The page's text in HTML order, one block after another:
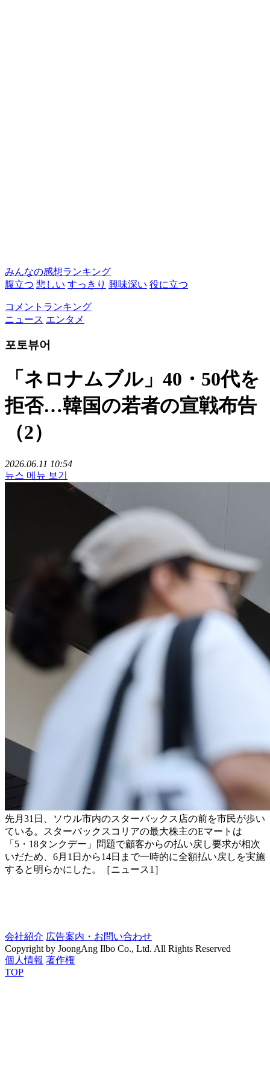
みんなの感想ランキング
腹立つ 悲しい すっきり 興味深い 役に立つ
コメントランキング
ニュース エンタメ
포토뷰어
「ネロナムブル」40・50代を
拒否…韓国の若者の宣戦布告
（2）
2026.06.11 10:54
뉴스 메뉴 보기
先月31日、ソウル市内のスターバックス店の前を市民が歩い
ている。スターバックスコリアの最大株主のEマートは
「5・18タンクデー」問題で顧客からの払い戻し要求が相次
いだため、6月1日から14日まで一時的に全額払い戻しを実施
すると明らかにした。［ニュース1］
会社紹介 広告案内・お問い合わせ
Copyright by JoongAng Ilbo Co., Ltd. All Rights Reserved
個人情報 著作権
TOP